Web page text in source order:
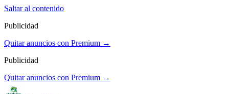
Saltar al contenido
Publicidad
Quitar anuncios con Premium →
Publicidad
Quitar anuncios con Premium →